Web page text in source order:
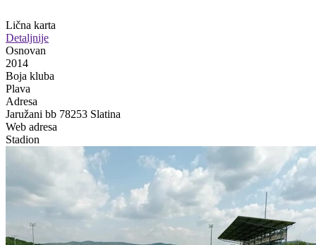
Lična karta
Detaljnije
Osnovan
2014
Boja kluba
Plava
Adresa
Jaružani bb 78253 Slatina
Web adresa
Stadion